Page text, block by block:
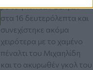
με το γκολ των Βέλγων
στα 16 δευτερόλεπτα και
συνεχίστηκε ακόμα
χειρότερα με το χαμένο
πέναλτι του Μιχαηλίδη
και το ακυρωθέν γκολ του